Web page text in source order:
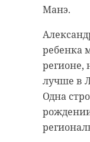
Манэ.
ребенка
регионе,
лучше в
Одна
На место
Сергей
Первый
800
пропал.
еще 400
высоту.
подвалах.
Однако
пресс-
МВД. Во